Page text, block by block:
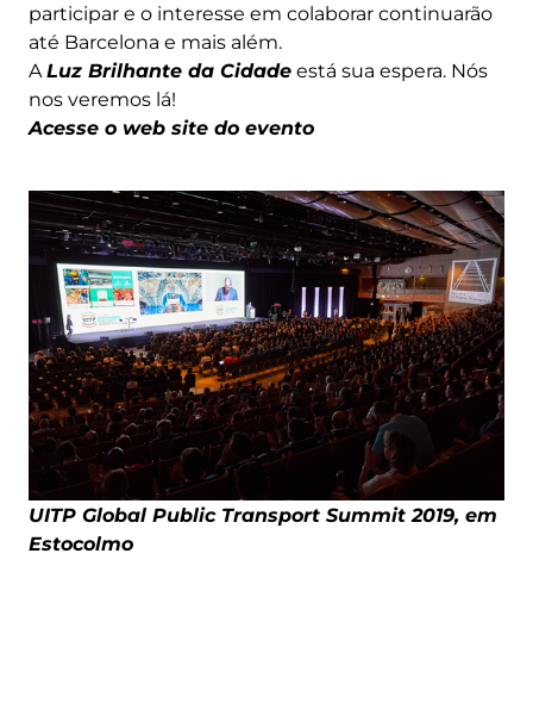
participar e o interesse em colaborar continuarão
até Barcelona e mais além.
A Luz Brilhante da Cidade está sua espera. Nós
nos veremos lá!
Acesse o web site do evento
UITP Global Public Transport Summit 2019, em
Estocolmo